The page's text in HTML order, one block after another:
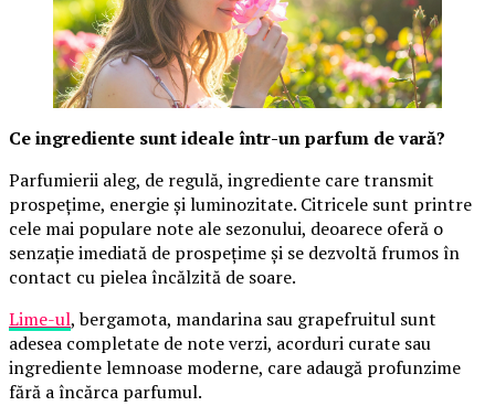
Ce ingrediente sunt ideale într-un parfum de vară?
Parfumierii aleg, de regulă, ingrediente care transmit
prospețime, energie și luminozitate. Citricele sunt printre
cele mai populare note ale sezonului, deoarece oferă o
senzație imediată de prospețime și se dezvoltă frumos în
contact cu pielea încălzită de soare.
Lime-ul, bergamota, mandarina sau grapefruitul sunt
adesea completate de note verzi, acorduri curate sau
ingrediente lemnoase moderne, care adaugă profunzime
fără a încărca parfumul.